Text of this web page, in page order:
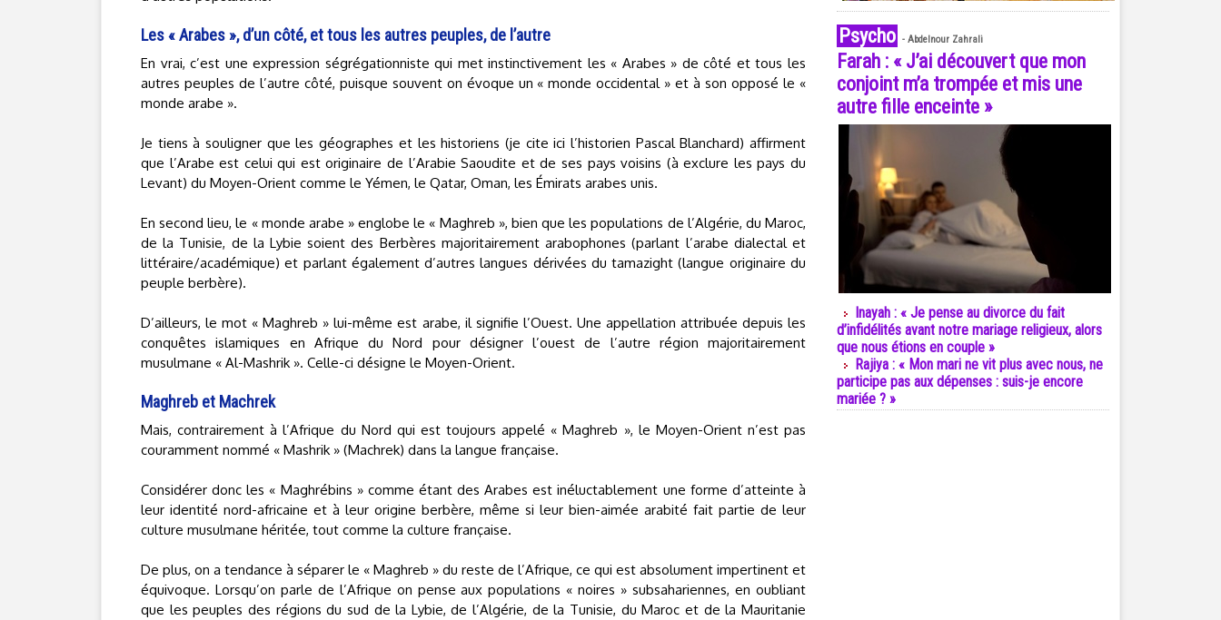
Les « Arabes », d’un côté, et tous les autres peuples, de l’autre
En vrai, c’est une expression ségrégationniste qui met instinctivement les « Arabes » de côté et tous les
autres peuples de l’autre côté, puisque souvent on évoque un « monde occidental » et à son opposé le «
monde arabe ».
Je tiens à souligner que les géographes et les historiens (je cite ici l’historien Pascal Blanchard) affirment
que l’Arabe est celui qui est originaire de l’Arabie Saoudite et de ses pays voisins (à exclure les pays du
Levant) du Moyen-Orient comme le Yémen, le Qatar, Oman, les Émirats arabes unis.
En second lieu, le « monde arabe » englobe le « Maghreb », bien que les populations de l’Algérie, du Maroc,
de la Tunisie, de la Lybie soient des Berbères majoritairement arabophones (parlant l’arabe dialectal et
littéraire/académique) et parlant également d’autres langues dérivées du tamazight (langue originaire du
peuple berbère).
D’ailleurs, le mot « Maghreb » lui-même est arabe, il signifie l’Ouest. Une appellation attribuée depuis les
conquêtes islamiques en Afrique du Nord pour désigner l’ouest de l’autre région majoritairement
musulmane « Al-Mashrik ». Celle-ci désigne le Moyen-Orient.
Maghreb et Machrek
Mais, contrairement à l’Afrique du Nord qui est toujours appelé « Maghreb », le Moyen-Orient n’est pas
couramment nommé « Mashrik » (Machrek) dans la langue française.
Considérer donc les « Maghrébins » comme étant des Arabes est inéluctablement une forme d’atteinte à
leur identité nord-africaine et à leur origine berbère, même si leur bien-aimée arabité fait partie de leur
culture musulmane héritée, tout comme la culture française.
De plus, on a tendance à séparer le « Maghreb » du reste de l’Afrique, ce qui est absolument impertinent et
équivoque. Lorsqu’on parle de l’Afrique on pense aux populations « noires » subsahariennes, en oubliant
que les peuples des régions du sud de la Lybie, de l’Algérie, de la Tunisie, du Maroc et de la Mauritanie
Psycho - Abdelnour Zahrali
Farah : « J’ai découvert que mon
conjoint m’a trompée et mis une
autre fille enceinte »
Inayah : « Je pense au divorce du fait
d’infidélités avant notre mariage religieux, alors
que nous étions en couple »
Rajiya : « Mon mari ne vit plus avec nous, ne
participe pas aux dépenses : suis-je encore
mariée ? »